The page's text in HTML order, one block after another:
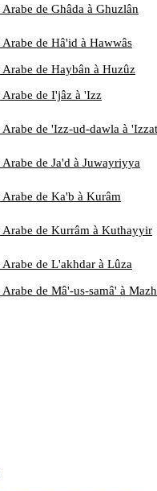
Arabe de Ghâda à Ghuzlân
Arabe de Hâ'id à Hawwâs
Arabe de Haybân à Huzûz
Arabe de I'jâz à 'Izz
Arabe de 'Izz-ud-dawla à 'Izzat
Arabe de Ja'd à Juwayriyya
Arabe de Ka'b à Kurâm
Arabe de Kurrâm à Kuthayyir
Arabe de L'akhdar à Lûza
Arabe de Mâ'-us-samâ' à